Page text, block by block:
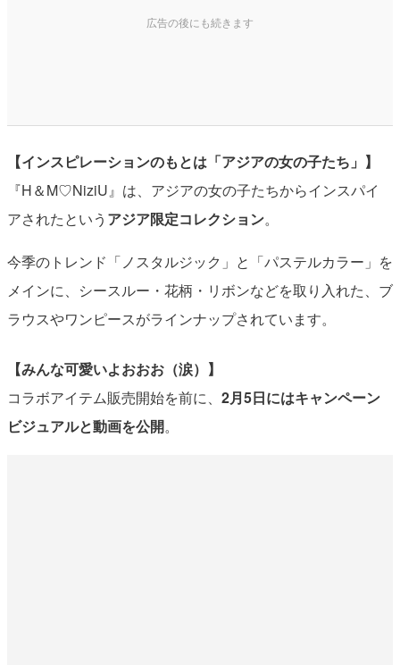
【インスピレーションのもとは「アジアの女の子たち」】
『H＆M♡NiziU』は、アジアの女の子たちからインスパイ
アされたという アジア限定コレクション。
今季のトレンド「ノスタルジック」と「パステルカラー」を
メインに、シースルー・花柄・リボンなどを取り入れた、ブ
ラウスやワンピースがラインナップされています。
【みんな可愛いよおおお（涙）】
コラボアイテム販売開始を前に、 2月5日にはキャンペーン
ビジュアルと動画を公開。